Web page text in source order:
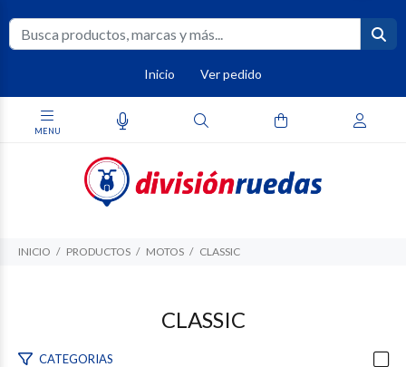
Inicio Ver pedido
INICIO PRODUCTOS MOTOS CLASSIC
CLASSIC
CATEGORIAS